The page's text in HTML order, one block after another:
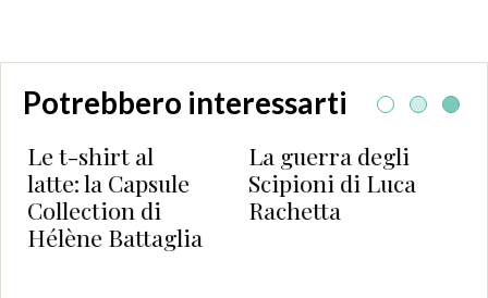
Potrebbero interessarti
La guerra degli
Scipioni di Luca
Rachetta
Le cose che
ho di
Delacourt